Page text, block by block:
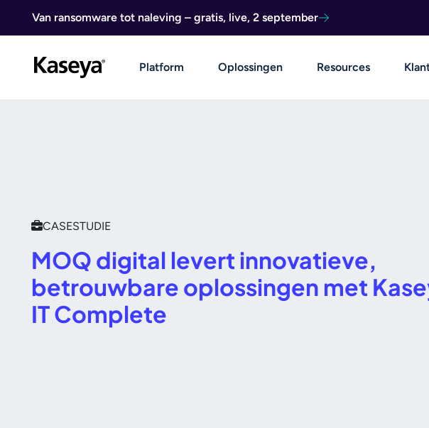
Van ransomware tot naleving – gratis, live, 2 september
Platform Oplossingen Resources
CASESTUDIE
MOQ digital levert innovatieve,
betrouwbare oplossingen met
IT Complete